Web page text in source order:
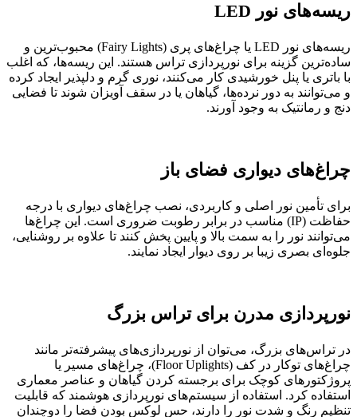
ریسه‌های نور LED
ریسه‌های نور LED یا چراغ‌های پری (Fairy Lights) محبوب‌ترین و
ساده‌ترین گزینه برای نورپردازی تراس هستند. این ریسه‌ها، که اغلب
با باتری یا پنل خورشیدی کار می‌کنند، نوری گرم و دلپذیر ایجاد کرده
و می‌توانند به دور نرده‌ها، گیاهان یا در سقف آویزان شوند تا فضایی
دنج و رمانتیک به وجود آورند.
چراغ‌های دیواری فضای باز
برای تأمین نور اصلی و کاربردی، نصب چراغ‌های دیواری با درجه
حفاظت (IP) مناسب در برابر رطوبت ضروری است. این چراغ‌ها
می‌توانند نور را به سمت بالا و پایین پخش کنند تا علاوه بر روشنایی،
جلوه‌ای بصری زیبا بر روی دیوار ایجاد نمایند.
نورپردازی مدرن برای تراس بزرگ
در تراس‌های بزرگ، می‌توان از نورپردازی‌های پیشرفته‌تر مانند
چراغ‌های توکار در کف (Floor Uplights)، چراغ‌های مسیر یا
پروژکتورهای کوچک برای برجسته کردن گیاهان و عناصر معماری
استفاده کرد. استفاده از سیستم‌های نورپردازی هوشمند که قابلیت
تنظیم رنگ و شدت نور را دارند، حس لوکس بودن فضا را دوچندان